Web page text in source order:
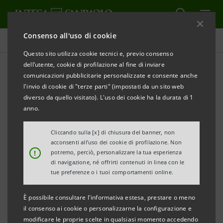
Consenso all'uso di cookie
Questo sito utilizza cookie tecnici e, previo consenso
dell’utente, cookie di profilazione al fine di inviare
comunicazioni pubblicitarie personalizzate e consente anche
l'invio di cookie di "terze parti" (impostati da un sito web
diverso da quello visitato). L'uso dei cookie ha la durata di 1
anno.
!
Cliccando sulla [x] di chiusura del banner, non
acconsenti all’uso dei cookie di profilazione. Non
potremo, perciò, personalizzare la tua esperienza
di navigazione, né offrirti contenuti in linea con le
tue preferenze o i tuoi comportamenti online.
È possibile consultare l'informativa estesa, prestare o meno
il consenso ai cookie o personalizzarne la configurazione e
modificare le proprie scelte in qualsiasi momento accedendo
Sostenibilità
Reporting di sostenibilità
STAMPA AGGIORNA
A partire dall’esercizio 2024, Intesa Sanpaolo redige la
Rendicontazione Consolidata di Sostenibilità, ai sensi
del D.lgs. 125/2024 che ha dato attuazione in Italia alla
Direttiva 2022/2464/UE (Corporate Sustainability
Reporting Directive – CSRD).